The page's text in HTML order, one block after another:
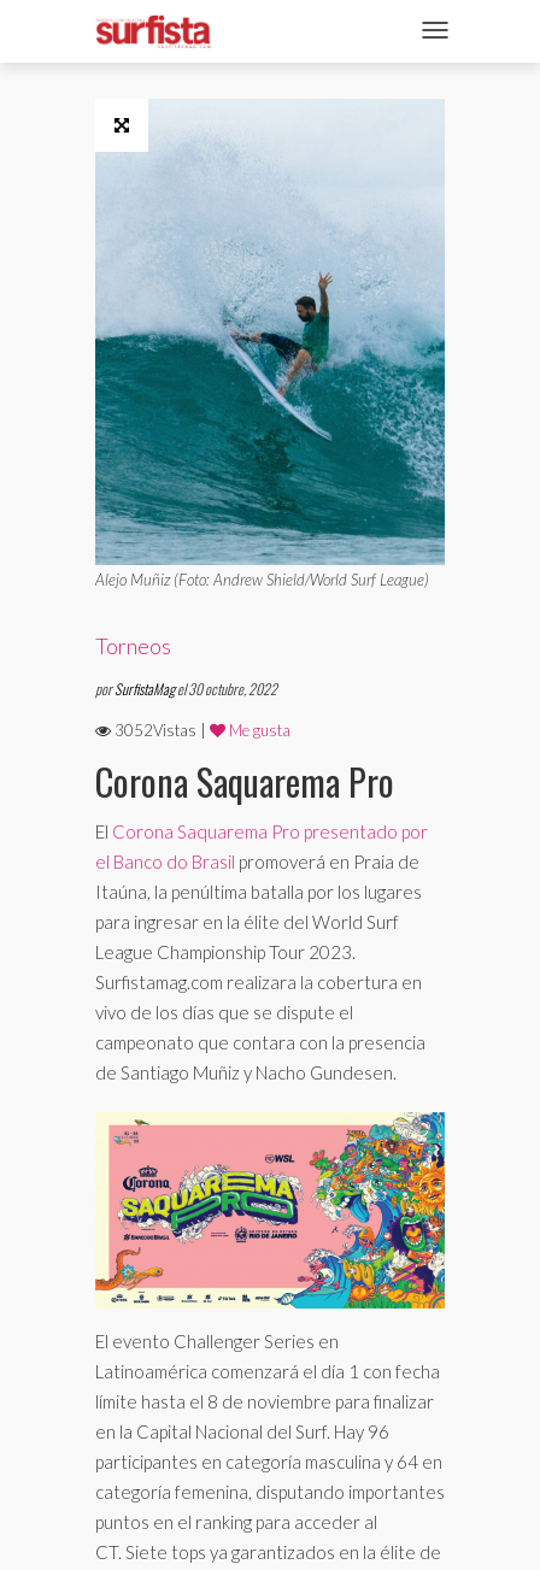
NAVEGACIÓN
REVISTA DIGITAL
Alejo Muñiz (Foto: Andrew Shield/World Surf League)
Torneos
porSurfistaMagel 30 octubre, 2022
3052Vistas | Me gusta
Corona Saquarema Pro
El Corona Saquarema Pro presentado por
el Banco do Brasil promoverá en Praia de
Itaúna, la penúltima batalla por los lugares
para ingresar en la élite del World Surf
League Championship Tour 2023.
Surfistamag.com realizara la cobertura en
vivo de los días que se dispute el
campeonato que contara con la presencia
de Santiago Muñiz y Nacho Gundesen.
El evento Challenger Series en
Latinoamérica comenzará el día 1 con fecha
límite hasta el 8 de noviembre para finalizar
en la Capital Nacional del Surf. Hay 96
participantes en categoría masculina y 64 en
categoría femenina, disputando importantes
puntos en el ranking para acceder al
CT. Siete tops ya garantizados en la élite de